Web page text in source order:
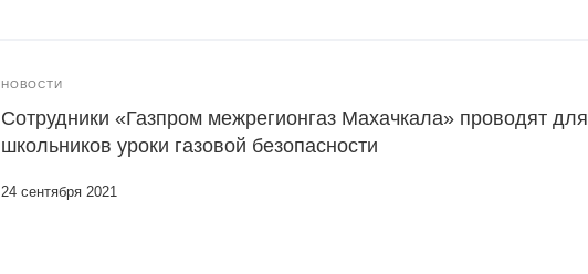
НОВОСТИ
Сотрудники «Газпром межрегионгаз Махачкала» проводят для
школьников уроки газовой безопасности
24 сентября 2021